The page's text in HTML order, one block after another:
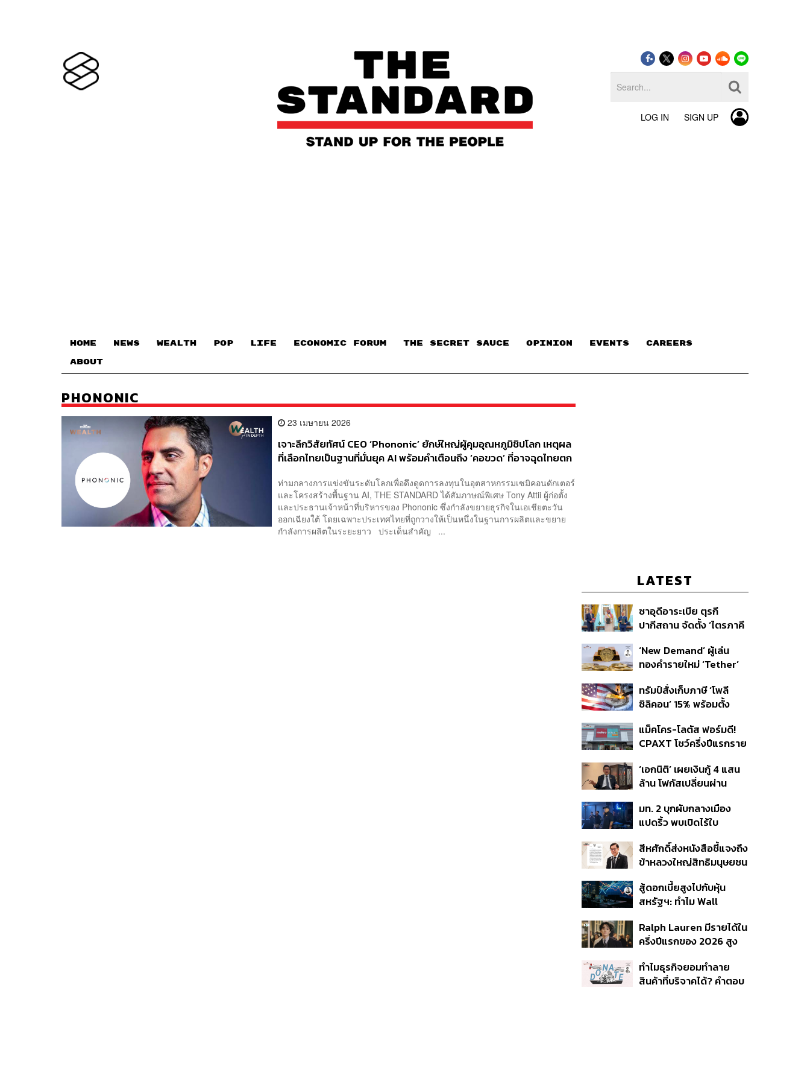
LOG IN SIGN UP
HOME NEWS WEALTH POP LIFE ECONOMIC FORUM THE SECRET SAUCE​ OPINION EVENTS CAREERS
ABOUT
PHONONIC
23 เมษายน 2026
เจาะลึกวิสัยทัศน์ CEO ‘Phononic’ ยักษ์ใหญ่ผู้คุมอุณหภูมิชิปโลก เหตุผล
ที่เลือกไทยเป็นฐานที่มั่นยุค AI พร้อมคำเตือนถึง ‘คอขวด’ ที่อาจฉุดไทยตก
ท่ามกลางการแข่งขันระดับโลกเพื่อดึงดูดการลงทุนในอุตสาหกรรมเซมิคอนดักเตอร์
และโครงสร้างพื้นฐาน AI, THE STANDARD ได้สัมภาษณ์พิเศษ Tony Attii ผู้ก่อตั้ง
และประธานเจ้าหน้าที่บริหารของ Phononic ซึ่งกำลังขยายธุรกิจในเอเชียตะวัน
ออกเฉียงใต้ โดยเฉพาะประเทศไทยที่ถูกวางให้เป็นหนึ่งในฐานการผลิตและขยาย
กำลังการผลิตในระยะยาว ประเด็นสำคัญ ...
LATEST
ซาอุดีอาระเบีย ตุรกี
ปากีสถาน จัดตั้ง ‘ไตรภาคี
สำคัญอย่างไร
‘New Demand’ ผู้เล่น
ทองคำรายใหม่ ‘Tether’
ทรัมป์สั่งเก็บภาษี ‘โพลี
ซิลิคอน’ 15% พร้อมตั้ง
แม็คโคร-โลตัส ฟอร์มดี!
CPAXT โชว์ครึ่งปีแรกราย
ปรับโฉมสาขาใหม่ดันพื้นที่
เช่าโต
‘เอกนิติ’ เผยเงินกู้ 4 แสน
ล้าน โฟกัสเปลี่ยนผ่าน
พลัส’ เฟส 2 รอประเมิน
ความเหมาะสม
มท. 2 บุกผับกลางเมือง
แปดริ้ว พบเปิดไร้ใบ
ใช้บริการ ฉี่ม่วง 32 ราย
จ่อปิด 5 ปี
สีหศักดิ์ส่งหนังสือชี้แจงถึง
ข้าหลวงใหญ่สิทธิมนุษยชน
เคลื่อน-ไม่เป็นธรรม’
สู้ดอกเบี้ยสูงไปกับหุ้น
สหรัฐฯ: ทำไม Wall
คิด?
Ralph Lauren มีรายได้ใน
ครึ่งปีแรกของ 2026 สูง
ทำไมธุรกิจยอมทำลาย
สินค้าที่บริจาคได้? คำตอบ